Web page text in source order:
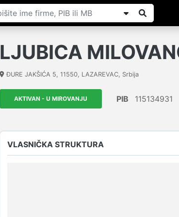
LJUBICA
ĐURE JAKŠIĆA 5, 11550, LAZAREVAC, Srbija
AKTIVAN - U MIROVANJU PIB 115134931
VLASNIČKA STRUKTURA